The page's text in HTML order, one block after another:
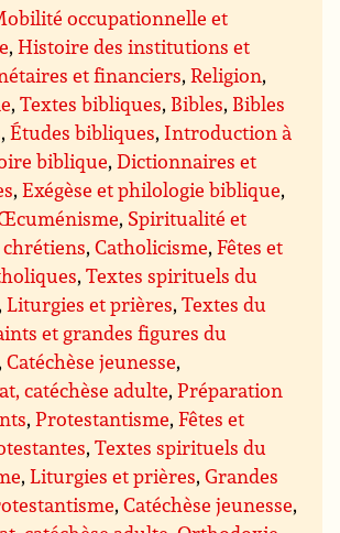
occupationnelle et
,Histoire des institutions et
et financiers,Religion,
,Textes bibliques, Bibles, Bibles
,Études bibliques, Introduction à
biblique,Dictionnaires et
,Exégèse et philologie biblique,
, Spiritualité et
,Catholicisme,Fêtes et
,Textes spirituels du
,Liturgies et prières,Textes du
et grandes figures du
,Catéchèse jeunesse,
catéchèse adulte,Préparation
,Protestantisme,Fêtes et
,Textes spirituels du
,Liturgies et prières,Grandes
,Catéchèse jeunesse,